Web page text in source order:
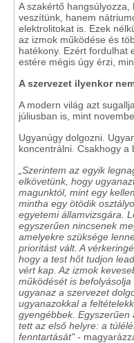
A szakértő
veszítünk, hanem
elektrolitokat is. Ezek
az izmok működése és
hatékony. Ezért fordulhat
estére mégis úgy érzi,
A szervezet ilyenkor
A modern világ azt
júliusban is, mint
Ugyanúgy dolgozni.
koncentrálni. Csakhogy a
„Szerintem az egyik
elkövetünk, hogy
magunktól, mint egy
mintha egy ötödik
egyetemi államvizsgára.
egyszerűen nincsenek
amelyekre szüksége
prioritást vált. A
hogy a test hőt tudjon
vért kap. Az izmok
működését is
ugyanaz a szervezet
ugyanazokkal a
gyengébbek.
tett az első helyre: a
fenntartását"-